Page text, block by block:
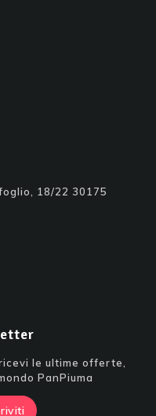
18/22 30175
le ultime offerte,
PanPiuma